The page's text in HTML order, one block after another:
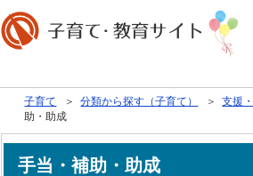
行政トップへ戻
子育て ＞分類から探す（子育て） ＞支援
助・助成
手当・補助・助成